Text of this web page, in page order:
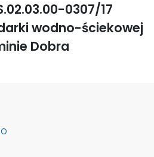
0307/17
wodno-ściekowej
Dobra